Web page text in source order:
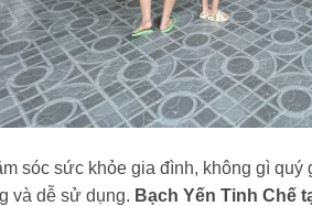
sóc sức khỏe gia đình, không gì
và dễ sử dụng. Bạch Yến Tinh Chế